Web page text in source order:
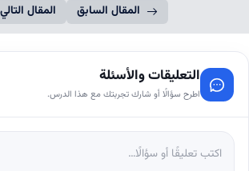
المقال السابق المقال التالي
التعليقات والأسئلة
اطرح سؤالًا أو شارك تجربتك مع هذا الدرس.